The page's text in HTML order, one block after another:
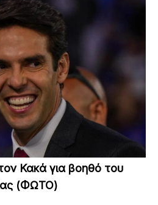
Κακά για βοηθό του
(ΦΩΤΟ)